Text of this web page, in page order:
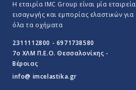
Η εταιρία IMC Group είναι μία εταιρεία
εισαγωγής και εμπορίας ελαστικών για
όλα τα οχήματα
2311112800 - 6971738580
7o ΧΛΜ Π.E.O. Θεσσαλονίκης -
Βέροιας
info@ imcelastika.gr